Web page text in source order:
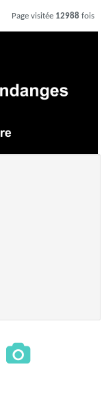
Page visitée 12988 fois